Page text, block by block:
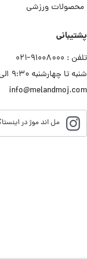
محصولات ورزشی
پشتیبانی
تلفن : ۹۱۰۰۸۰۰۰−۰۲۱
شنبه تا چهارشنبه ۹:۳۰ الی ۱۸:۰۰
info@melandmoj.com
مل اند موژ در